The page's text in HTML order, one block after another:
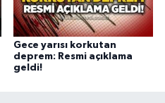
Gece yarısı korkutan
deprem: Resmi açıklama
geldi!